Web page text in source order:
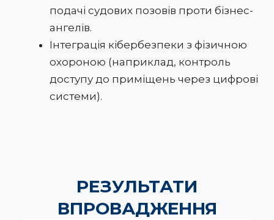
подачі судових позовів проти бізнес-
ангелів.
Інтеграція кібербезпеки з фізичною
охороною (наприклад, контроль
доступу до приміщень через цифрові
системи).
РЕЗУЛЬТАТИ
ВПРОВАДЖЕННЯ